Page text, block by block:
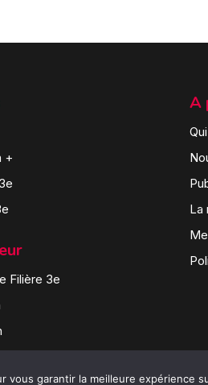
+
Filière 3e
A
La
vous garantir la meilleure expérience